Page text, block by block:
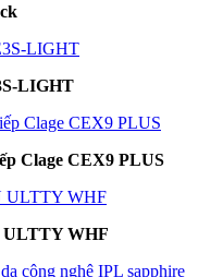
LIGHT
Clage CEX9 PLUS
ULTTY WHF